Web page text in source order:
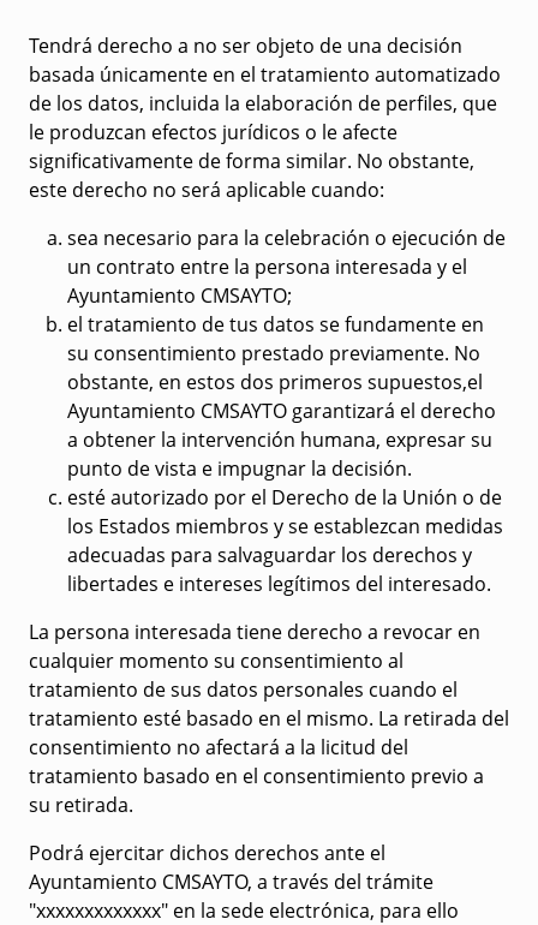
Tendrá derecho a no ser objeto de una decisión
basada únicamente en el tratamiento automatizado
de los datos, incluida la elaboración de perfiles, que
le produzcan efectos jurídicos o le afecte
significativamente de forma similar. No obstante,
este derecho no será aplicable cuando:
sea necesario para la celebración o ejecución de
un contrato entre la persona interesada y el
Ayuntamiento CMSAYTO;
el tratamiento de tus datos se fundamente en
su consentimiento prestado previamente. No
obstante, en estos dos primeros supuestos,el
Ayuntamiento CMSAYTO garantizará el derecho
a obtener la intervención humana, expresar su
punto de vista e impugnar la decisión.
esté autorizado por el Derecho de la Unión o de
los Estados miembros y se establezcan medidas
adecuadas para salvaguardar los derechos y
libertades e intereses legítimos del interesado.
La persona interesada tiene derecho a revocar en
cualquier momento su consentimiento al
tratamiento de sus datos personales cuando el
tratamiento esté basado en el mismo. La retirada del
consentimiento no afectará a la licitud del
tratamiento basado en el consentimiento previo a
su retirada.
Podrá ejercitar dichos derechos ante el
Ayuntamiento CMSAYTO, a través del trámite
"xxxxxxxxxxxxx" en la sede electrónica, para ello